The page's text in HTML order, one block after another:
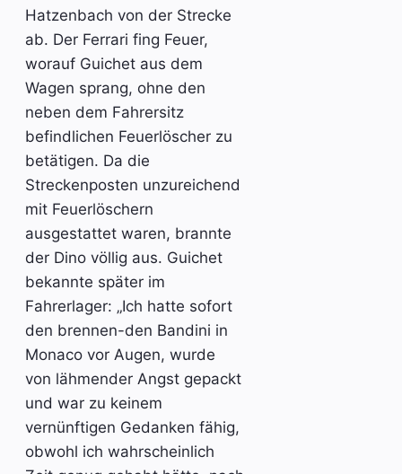
Hatzenbach von der Strecke
ab. Der Ferrari fing Feuer,
worauf Guichet aus dem
Wagen sprang, ohne den
neben dem Fahrersitz
befindlichen Feuerlöscher zu
betätigen. Da die
Streckenposten unzureichend
mit Feuerlöschern
ausgestattet waren, brannte
der Dino völlig aus. Guichet
bekannte später im
Fahrerlager: „Ich hatte sofort
den brennen-den Bandini in
Monaco vor Augen, wurde
von lähmender Angst gepackt
und war zu keinem
vernünftigen Gedanken fähig,
obwohl ich wahrscheinlich